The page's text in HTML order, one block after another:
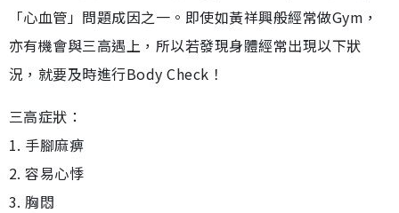
「心血管」問題成因之一。即使如黃祥興般經常做Gym，
亦有機會與三高遇上，所以若發現身體經常出現以下狀
況，就要及時進行Body Check！
三高症狀：
1. 手腳麻痹
2. 容易心悸
3. 胸悶